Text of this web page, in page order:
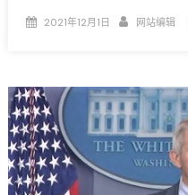
Posted
2021年12月1日 Author
网站编辑